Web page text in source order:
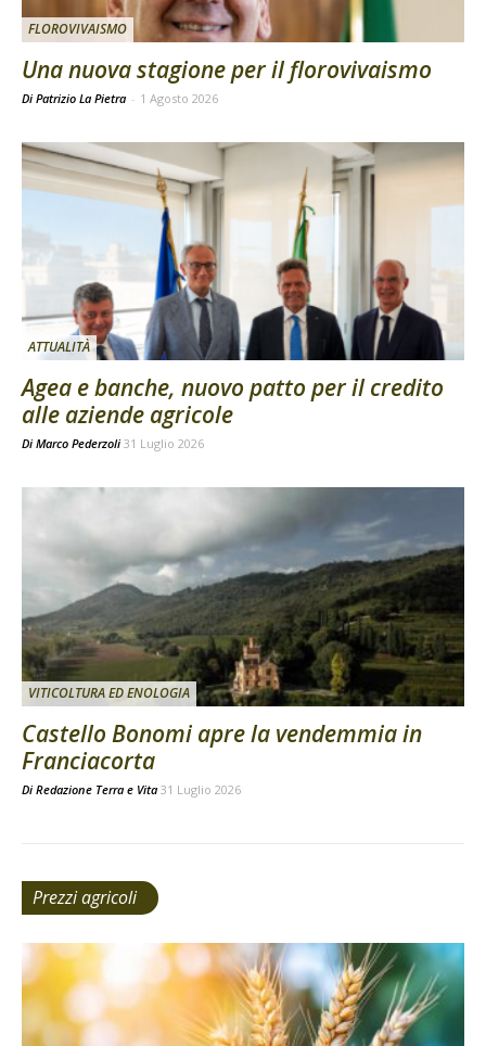
FLOROVIVAISMO
Una nuova stagione per il florovivaismo
Di Patrizio La Pietra - 1 Agosto 2026
ATTUALITÀ
Agea e banche, nuovo patto per il credito
alle aziende agricole
Di Marco Pederzoli 31 Luglio 2026
VITICOLTURA ED ENOLOGIA
Castello Bonomi apre la vendemmia in
Franciacorta
Di Redazione Terra e Vita 31 Luglio 2026
Prezzi agricoli